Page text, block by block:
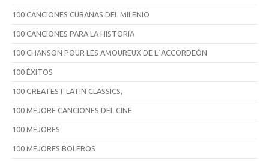
100 CANCIONES CUBANAS DEL MILENIO
100 CANCIONES PARA LA HISTORIA
100 CHANSON POUR LES AMOUREUX DE L´ACCORDEÓN
100 ÉXITOS
100 GREATEST LATIN CLASSICS,
100 MEJORE CANCIONES DEL CINE
100 MEJORES
100 MEJORES BOLEROS